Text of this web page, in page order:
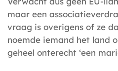
maar een
vraag is overigens of ze
noemde iemand het land
geheel onterecht ‘een